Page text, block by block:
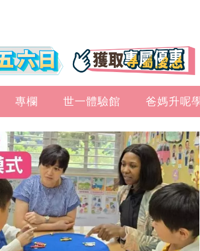
專欄 世一體驗館 爸媽升呢